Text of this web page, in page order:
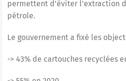
permettent d’éviter l’extraction
pétrole.
Le gouvernement a fixé les
-> 43% de cartouches recyclées